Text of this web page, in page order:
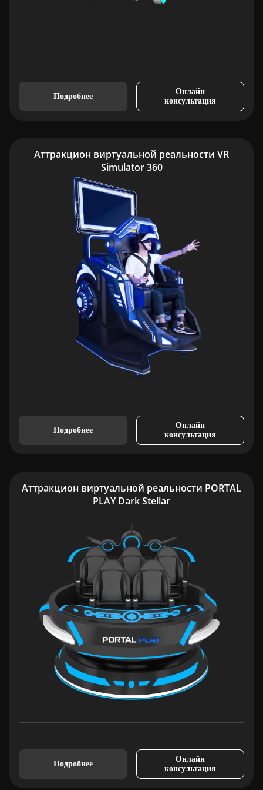
Подробнее
Онлайн
консультация
Аттракцион виртуальной реальности VR
Simulator 360
Подробнее
Онлайн
консультация
Аттракцион виртуальной реальности PORTAL
PLAY Dark Stellar
Подробнее
Онлайн
консультация